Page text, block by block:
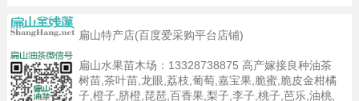
扁山特产店(百度爱采购平台店铺)
扁山水果苗木场： 13328738875 高产嫁接良种油茶
树苗,茶叶苗,龙眼,荔枝,葡萄,嘉宝果,脆蜜,脆皮金柑橘
子,橙子,脐橙,琵琶,百香果,梨子,李子,桃子,芭乐,油桃,